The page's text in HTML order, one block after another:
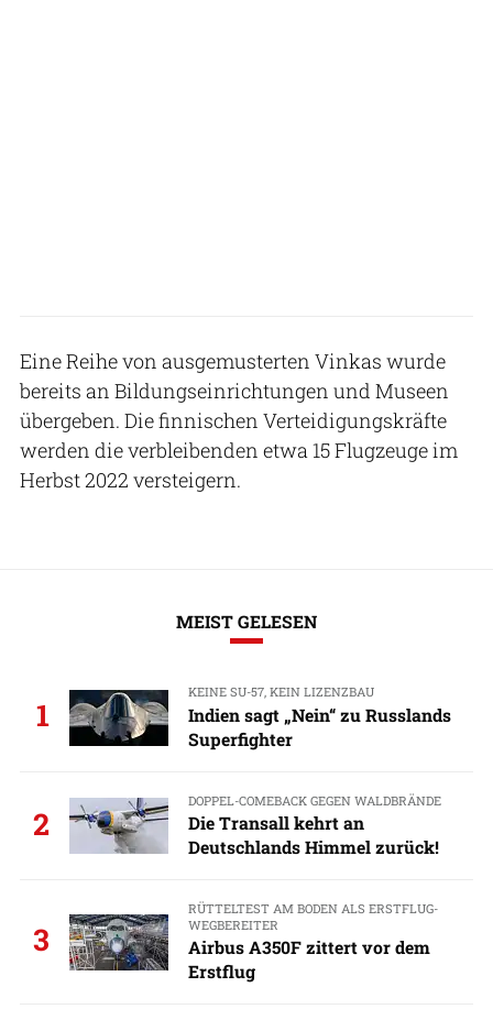
Eine Reihe von ausgemusterten Vinkas wurde
bereits an Bildungseinrichtungen und Museen
übergeben. Die finnischen Verteidigungskräfte
werden die verbleibenden etwa 15 Flugzeuge im
Herbst 2022 versteigern.
MEIST GELESEN
1
KEINE SU-57, KEIN LIZENZBAU
Indien sagt „Nein“ zu Russlands
Superfighter
2
DOPPEL-COMEBACK GEGEN WALDBRÄNDE
Die Transall kehrt an
Deutschlands Himmel zurück!
3
RÜTTELTEST AM BODEN ALS ERSTFLUG-
WEGBEREITER
Airbus A350F zittert vor dem
Erstflug